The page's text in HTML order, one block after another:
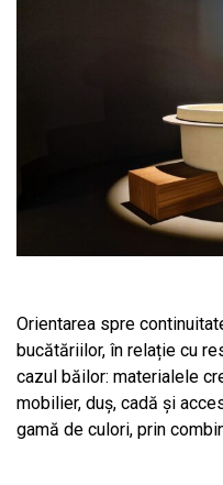
Orientarea spre
bucătăriilor, în relație cu
cazul băilor: materialele
mobilier, duș, cadă și
gamă de culori, prin